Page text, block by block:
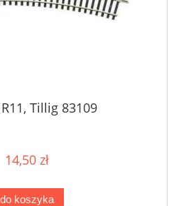
Tillig 83109
14,50 zł
do koszyka